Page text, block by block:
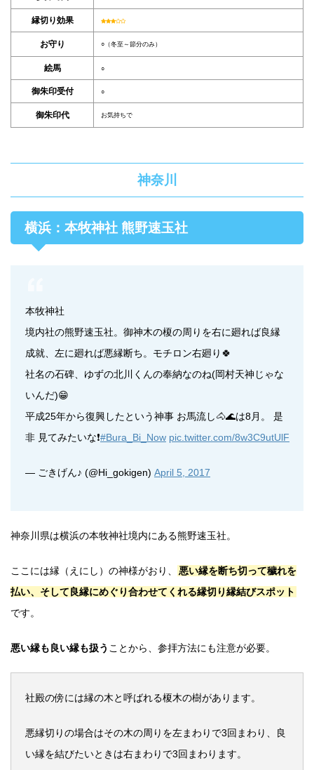
縁切り効果
お守り ○（冬至～節分のみ）
絵馬 ○
御朱印受付 ○
御朱印代 お気持ちで
神奈川
横浜：本牧神社 熊野速玉社
本牧神社
境内社の熊野速玉社。御神木の榎の周りを右に廻れば良縁
成就、左に廻れば悪縁断ち。モチロン右廻り🍀
社名の石碑、ゆずの北川くんの奉納なのね(岡村天神じゃな
いんだ)😁
平成25年から復興したという神事 お馬流し🐴🌊は8月。 是
非 見てみたいな❗#Bura_Bi_Now pic.twitter.com/8w3C9utUlF
— ごきげん♪ (@Hi_gokigen) April 5, 2017
神奈川県は横浜の本牧神社境内にある熊野速玉社。
ここには縁（えにし）の神様がおり、
悪い縁を断ち切って穢れを
払い、そして良縁にめぐり合わせてくれる縁切り縁結びスポット
です。
悪い縁も良い縁も扱う ことから、参拝方法にも注意が必要。
社殿の傍には縁の木と呼ばれる榎木の樹があります。
悪縁切りの場合はその木の周りを左まわりで3回まわり、良
い縁を結びたいときは右まわりで3回まわります。